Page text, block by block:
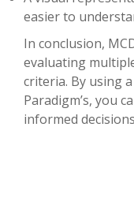
easier to
In conclusion,
evaluating
criteria. By using
Paradigm’s, you
informed